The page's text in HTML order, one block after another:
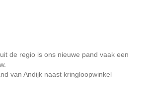
de regio is ons nieuwe pand vaak een
van Andijk naast kringloopwinkel